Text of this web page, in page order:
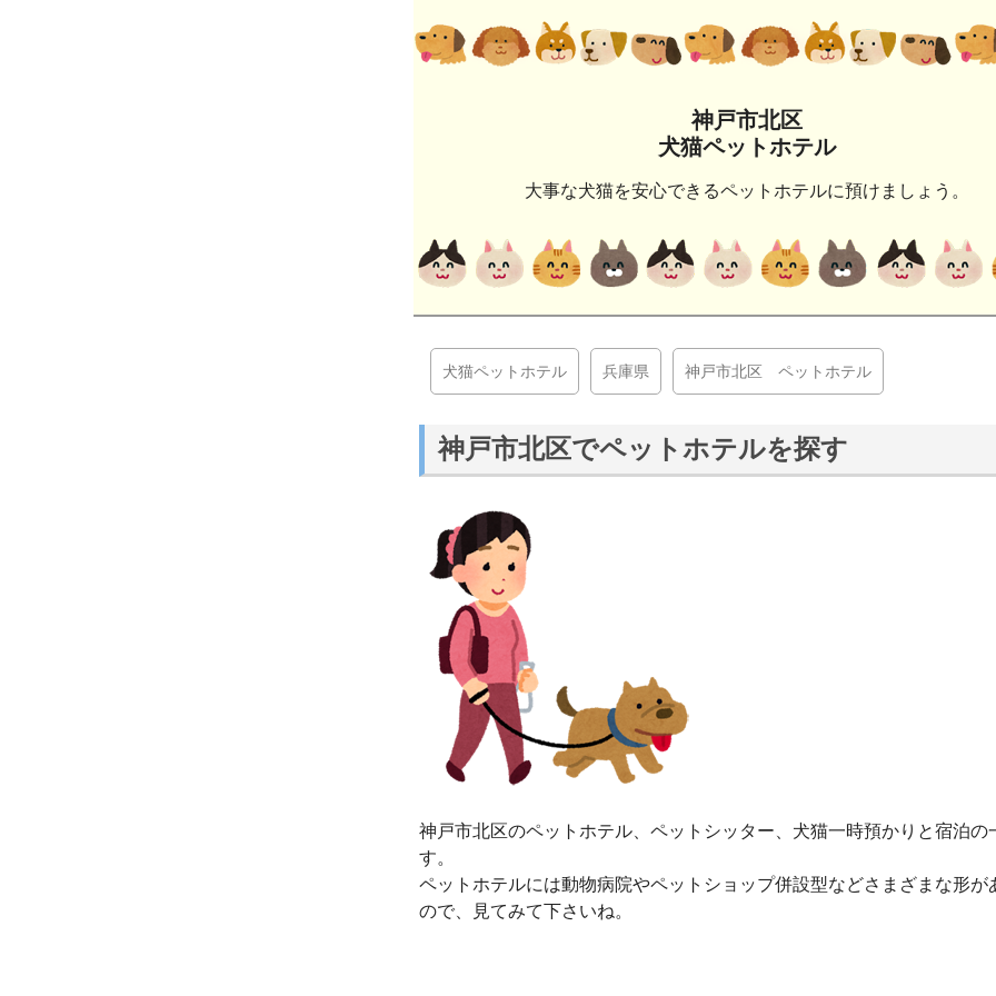
神戸市北区
犬猫ペットホテル
大事な犬猫を安心できるペットホテルに預けましょう。
犬猫ペットホテル 兵庫県 神戸市北区 ペットホテル
神戸市北区でペットホテルを探す
神戸市北区のペットホテル、ペットシッター、犬猫一時預かりと宿泊の
す。
ペットホテルには動物病院やペットショップ併設型などさまざまな形が
ので、見てみて下さいね。